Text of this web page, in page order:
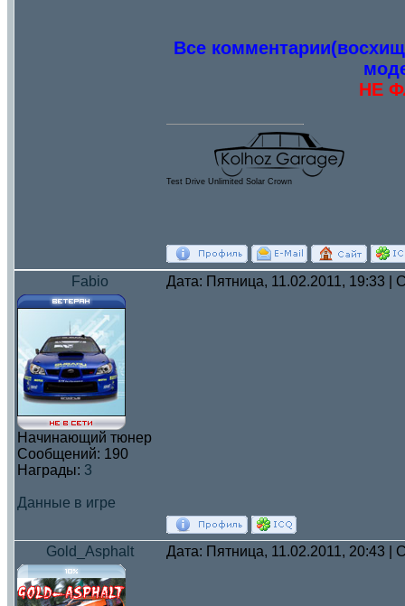
Все
НЕ
Test Drive Unlimited Solar Crown
Fabio Дата: Пятница, 11.02.2011, 19:33 |
Начинающий тюнер
Сообщений: 190
Награды: 3
Данные в игре
Gold_Asphalt Дата: Пятница, 11.02.2011, 20:43 |